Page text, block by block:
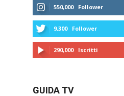
550,000 Follower
9,300 Follower
290,000 Iscritti
GUIDA TV